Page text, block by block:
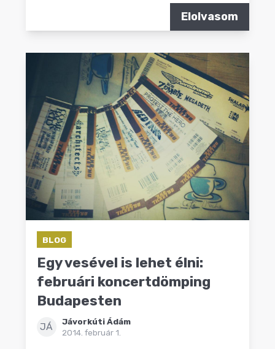
Elolvasom
BLOG
Egy vesével is lehet élni:
februári koncertdömping
Budapesten
JÁ
Jávorkúti Ádám
2014. február 1.